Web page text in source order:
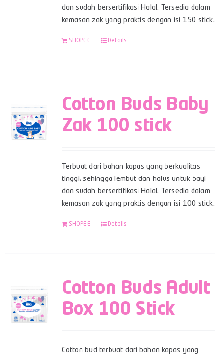
dan sudah bersertifikasi Halal. Tersedia dalam
kemasan zak yang praktis dengan isi 150 stick.
SHOPEE Details
Cotton Buds Baby
Zak 100 stick
Terbuat dari bahan kapas yang berkualitas
tinggi, sehingga lembut dan halus untuk bayi
dan sudah bersertifikasi Halal. Tersedia dalam
kemasan zak yang praktis dengan isi 100 stick.
SHOPEE Details
Cotton Buds Adult
Box 100 Stick
Cotton bud terbuat dari bahan kapas yang